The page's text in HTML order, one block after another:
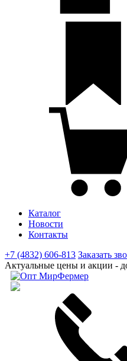
Каталог
Новости
Контакты
+7 (4832) 606-813 Заказать
Актуальные цены и акции -